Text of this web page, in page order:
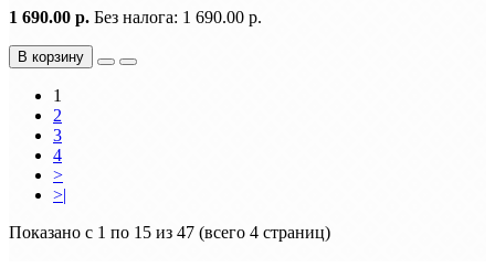
1 690.00 р. Без налога: 1 690.00 р.
В корзину
1
2
3
4
>
>|
Показано с 1 по 15 из 47 (всего 4 страниц)